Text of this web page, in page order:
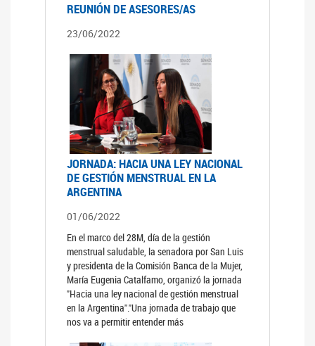
REUNIÓN DE ASESORES/AS
23/06/2022
JORNADA: HACIA UNA LEY NACIONAL
DE GESTIÓN MENSTRUAL EN LA
ARGENTINA
01/06/2022
En el marco del 28M, día de la gestión
menstrual saludable, la senadora por San Luis
y presidenta de la Comisión Banca de la Mujer,
María Eugenia Catalfamo, organizó la jornada
"Hacia una ley nacional de gestión menstrual
en la Argentina"."Una jornada de trabajo que
nos va a permitir entender más